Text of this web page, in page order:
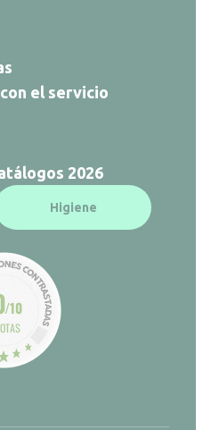
el servicio
2026
Higiene
/10